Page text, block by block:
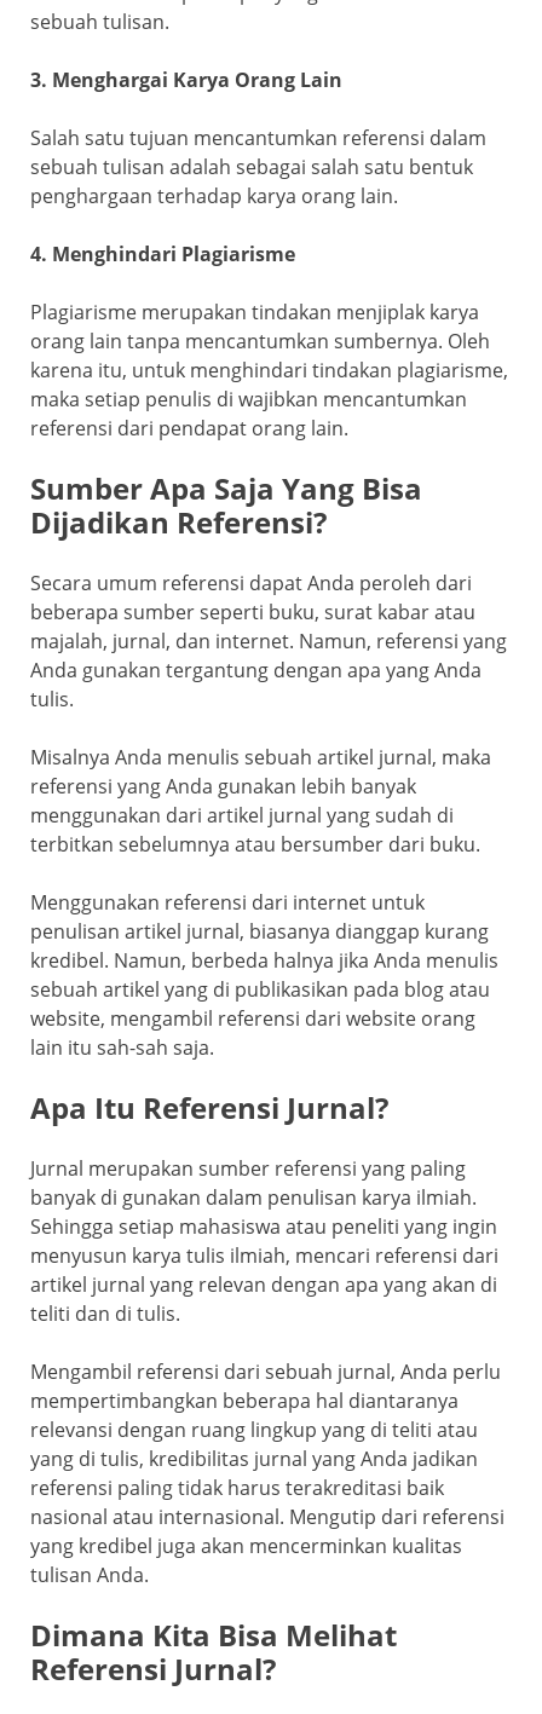
sebuah tulisan.
3. Menghargai Karya Orang Lain
Salah satu tujuan mencantumkan referensi dalam
sebuah tulisan adalah sebagai salah satu bentuk
penghargaan terhadap karya orang lain.
4. Menghindari Plagiarisme
Plagiarisme merupakan tindakan menjiplak karya
orang lain tanpa mencantumkan sumbernya. Oleh
karena itu, untuk menghindari tindakan plagiarisme,
maka setiap penulis di wajibkan mencantumkan
referensi dari pendapat orang lain.
Sumber Apa Saja Yang Bisa
Dijadikan Referensi?
Secara umum referensi dapat Anda peroleh dari
beberapa sumber seperti buku, surat kabar atau
majalah, jurnal, dan internet. Namun, referensi yang
Anda gunakan tergantung dengan apa yang Anda
tulis.
Misalnya Anda menulis sebuah artikel jurnal, maka
referensi yang Anda gunakan lebih banyak
menggunakan dari artikel jurnal yang sudah di
terbitkan sebelumnya atau bersumber dari buku.
Menggunakan referensi dari internet untuk
penulisan artikel jurnal, biasanya dianggap kurang
kredibel. Namun, berbeda halnya jika Anda menulis
sebuah artikel yang di publikasikan pada blog atau
website, mengambil referensi dari website orang
lain itu sah-sah saja.
Apa Itu Referensi Jurnal?
Jurnal merupakan sumber referensi yang paling
banyak di gunakan dalam penulisan karya ilmiah.
Sehingga setiap mahasiswa atau peneliti yang ingin
menyusun karya tulis ilmiah, mencari referensi dari
artikel jurnal yang relevan dengan apa yang akan di
teliti dan di tulis.
Mengambil referensi dari sebuah jurnal, Anda perlu
mempertimbangkan beberapa hal diantaranya
relevansi dengan ruang lingkup yang di teliti atau
yang di tulis, kredibilitas jurnal yang Anda jadikan
referensi paling tidak harus terakreditasi baik
nasional atau internasional. Mengutip dari referensi
yang kredibel juga akan mencerminkan kualitas
tulisan Anda.
Dimana Kita Bisa Melihat
Referensi Jurnal?